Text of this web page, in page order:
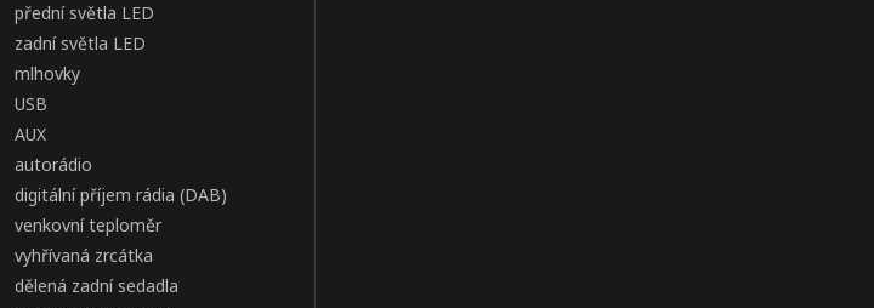
přední světla LED
zadní světla LED
mlhovky
USB
AUX
autorádio
digitální příjem rádia (DAB)
venkovní teploměr
vyhřívaná zrcátka
dělená zadní sedadla